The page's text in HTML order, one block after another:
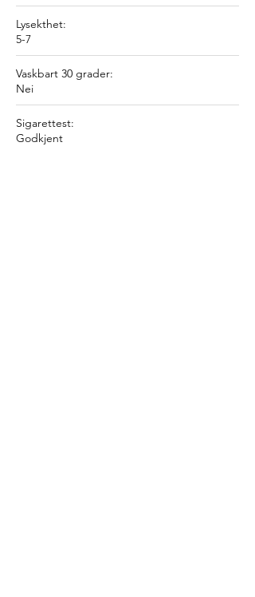
Lysekthet:
5-7
Vaskbart 30 grader:
Nei
Sigarettest:
Godkjent